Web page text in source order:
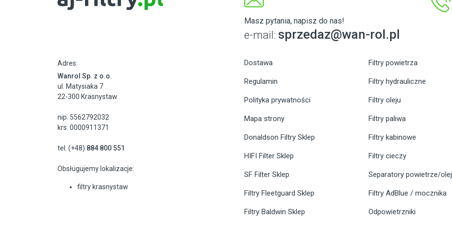
Masz pytania, napisz do nas!
e-mail: sprzedaz@wan-rol.pl
Adres:
Wanrol Sp. z o.o.
ul. Matysiaka 7
22-300 Krasnystaw
nip: 5562792032
krs: 0000911371
tel. (+48) 884 800 551
Obsługujemy lokalizacje:
filtry krasnystaw
Dostawa
Regulamin
Polityka prywatności
Mapa strony
Donaldson Filtry Sklep
HIFI Filter Sklep
SF Filter Sklep
Filtry Fleetguard Sklep
Filtry Baldwin Sklep
Filtry powietrza
Filtry hydrauliczne
Filtry oleju
Filtry paliwa
Filtry kabinowe
Filtry cieczy
Separatory powietrze/olej
Filtry AdBlue / mocznika
Odpowietrzniki